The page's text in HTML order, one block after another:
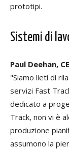
prototipi.
Sistemi di
Paul Deehan,
"Siamo lieti di
servizi Fast
dedicato a
Track, non vi è
produzione
assumono la